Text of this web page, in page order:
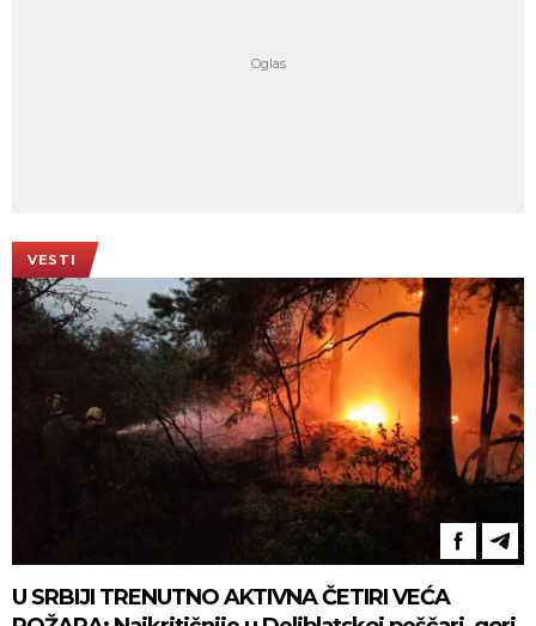
VESTI
U SRBIJI TRENUTNO AKTIVNA ČETIRI VEĆA